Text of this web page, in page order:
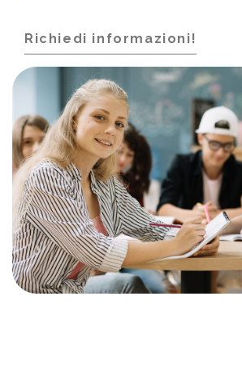
Richiedi informazioni!